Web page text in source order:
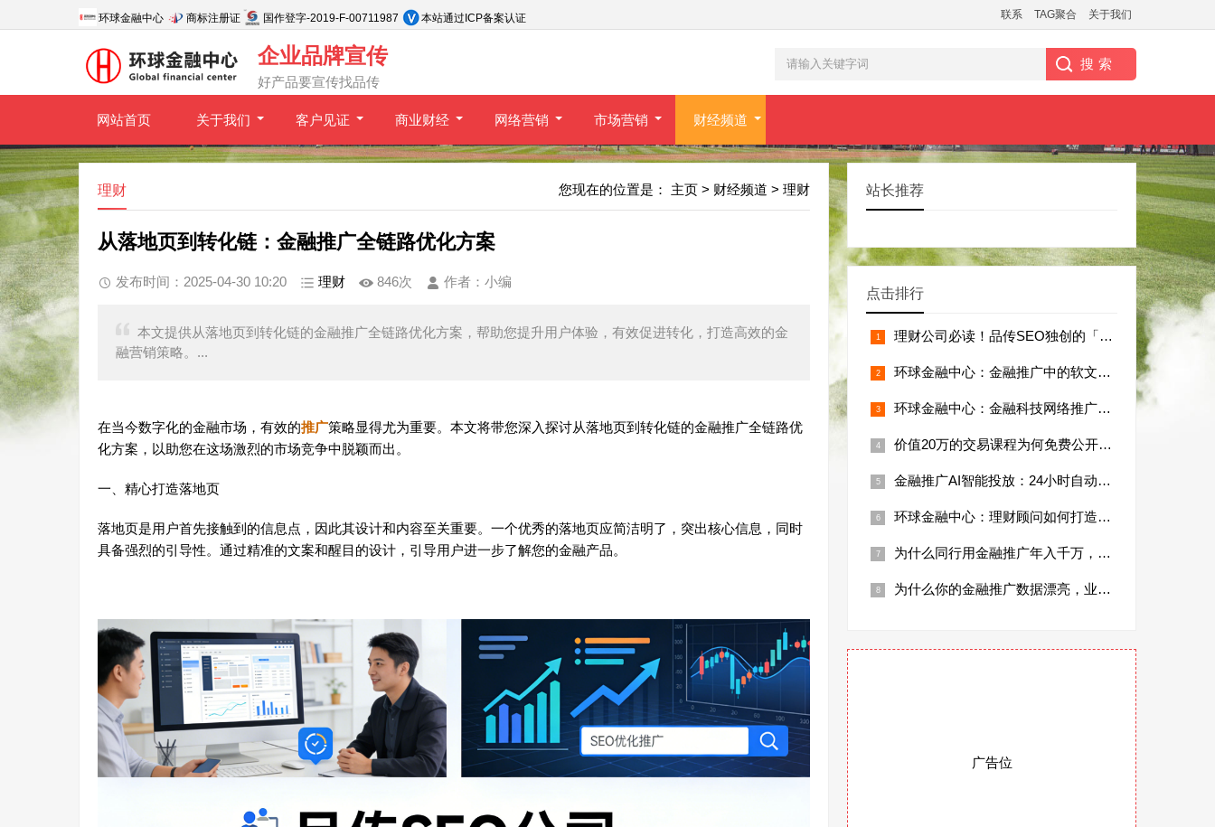
环球金融中心 商标注册证 国作登字-2019-F-00711987 本站通过ICP备案认证 联系 TAG聚合 关于我们
企业品牌宣传
好产品要宣传找品传
网站首页 关于我们 客户见证 商业财经 网络营销 市场营销 财经频道
您现在的位置是： 主页 > 财经频道 > 理财
理财
从落地页到转化链：金融推广全链路优化方案
发布时间：2025-04-30 10:20 理财 846次 作者： 小编
本文提供从落地页到转化链的金融推广全链路优化方案，帮助您提升用户体验，有效促进转化，打造高效的金
融营销策略。...
在当今数字化的金融市场，有效的推广策略显得尤为重要。本文将带您深入探讨从落地页到转化链的金融推广全链路优
化方案，以助您在这场激烈的市场竞争中脱颖而出。
一、精心打造落地页
落地页是用户首先接触到的信息点，因此其设计和内容至关重要。一个优秀的落地页应简洁明了，突出核心信息，同时
具备强烈的引导性。通过精准的文案和醒目的设计，引导用户进一步了解您的金融产品。
站长推荐
点击排行
理财公司必读！品传SEO独创的「政策合规
环球金融中心：金融推广中的软文布局技巧详
环球金融中心：金融科技网络推广如何打造技
价值20万的交易课程为何免费公开？行业大
金融推广AI智能投放：24小时自动获取高
环球金融中心：理财顾问如何打造个人IP助
为什么同行用金融推广年入千万，你却还在烧
为什么你的金融推广数据漂亮，业绩却上不去
广告位